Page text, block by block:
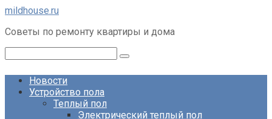
Перейти
контенту
mildhouse.ru
Советы по ремонту квартиры и дома
Новости
Устройство пола
Теплый пол
Электрический теплый пол